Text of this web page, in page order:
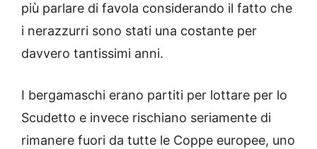
più parlare di favola considerando il fatto che
i nerazzurri sono stati una costante per
davvero tantissimi anni.
I bergamaschi erano partiti per lottare per lo
Scudetto e invece rischiano seriamente di
rimanere fuori da tutte le Coppe europee, uno